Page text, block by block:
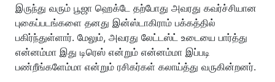
இருந்து வரும் பூஜா ஹெக்டே தற்போது அவரது கவர்ச்சியான
புகைப்படங்களை தனது இன்ஸ்டாகிராம் பக்கத்தில்
பகிர்ந்துள்ளார். மேலும், அவரது லேட்டஸ்ட் உடையை பார்த்து
என்னம்மா இது டிரெஸ் என்றும் என்னம்மா இப்படி
பண்றீங்களேம்மா என்றும் ரசிகர்கள் கலாய்த்து வருகின்றனர்.